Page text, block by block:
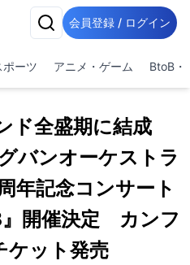
会員登録 / ログイン
ポーツ アニメ・ゲーム BtoB・
ド全盛期に結成
バンオーケストラ
記念コンサート
開催決定 カンフ
ケット発売